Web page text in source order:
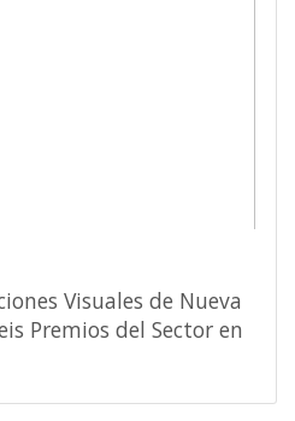
Visuales de Nueva
Premios del Sector en